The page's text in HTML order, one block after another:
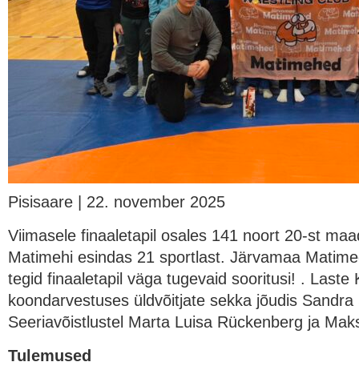
Pisisaare | 22. november 2025
Viimasele finaaletapil osales 141 noort 20-st
Matimehi esindas 21 sportlast. Järvamaa
tegid finaaletapil väga tugevaid sooritusi! . Laste
koondarvestuses üldvõitjate sekka jõudis
Seeriavõistlustel Marta Luisa Rückenberg ja
Tulemused